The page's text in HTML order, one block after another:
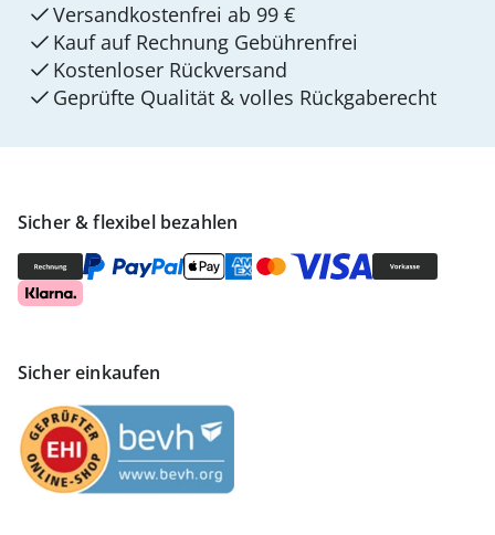
Sicher & flexibel bezahlen
Sicher einkaufen
Versandkostenfrei ab 99 €
Kauf auf Rechnung Gebührenfrei
Kostenloser Rückversand
Geprüfte Qualität & volles Rückgaberecht